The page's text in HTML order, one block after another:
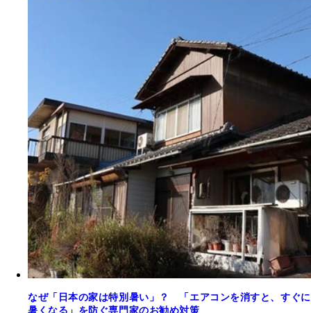
なぜ「日本の家は特別暑い」？ 「エアコンを消すと、すぐに
暑くなる」を防ぐ専門家のお勧め対策